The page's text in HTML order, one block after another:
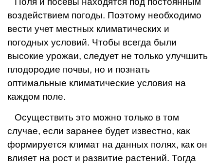
воздействием погоды. Поэтому необходимо
вести учет местных климатических и
погодных ус­ловий. Чтобы всегда бы­ли
высокие урожаи, следует не только улучшить
плодородие почвы, но и познать
оптимальные климатические условия на
каждом поле.
Осуществить это мож­но только в том
случае, ес­ли заранее будет известно, как
формируется климат на данных полях, как он
влияет на рост и разви­тие растений. Тогда